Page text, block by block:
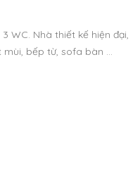
WC. Nhà thiết kế hiện đại,
bếp từ, sofa bàn …